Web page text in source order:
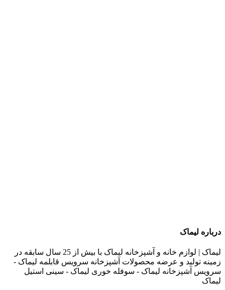
درباره لیماک
لیماک | لوازم خانه و آشپزخانه لیماک با بیش از 25 سال سابقه در
زمینه تولید و عرضه محصولات آشپزخانه سرویس قابلمه لیماک -
سرویس آشپزخانه لیماک - سوفله خوری لیماک - سینی استیل
لیماک